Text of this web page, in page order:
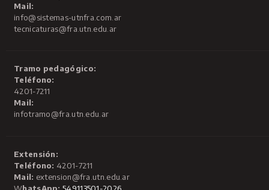
Mail:
info@sistemas-utnfra.com.ar
tecnicaturas@fra.utn.edu.ar
Tramo pedagógico:
Teléfono:
4201-7211
Mail:
infotramo@fra.utn.edu.ar
Extensión:
Teléfono: 4201-7211
Mail: extension@fra.utn.edu.ar
WhatsApp: 549113501-2026